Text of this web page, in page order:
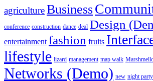
agricultureBusiness
conference construction dance deal Design
entertainment fashion fruits
lifestyle lizard management map walk
Networks (Demo) new night party